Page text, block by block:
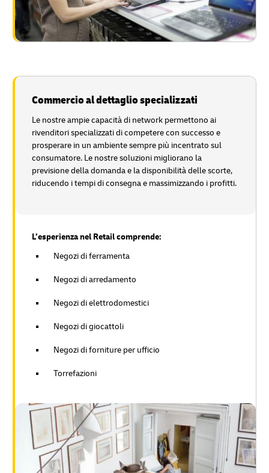
Commercio al dettaglio specializzati
Le nostre ampie capacità di network permettono ai
rivenditori specializzati di competere con successo e
prosperare in un ambiente sempre più incentrato sul
consumatore. Le nostre soluzioni migliorano la
previsione della domanda e la disponibilità delle scorte,
riducendo i tempi di consegna e massimizzando i profitti.
L’esperienza nel Retail comprende:
Negozi di ferramenta
Negozi di arredamento
Negozi di elettrodomestici
Negozi di giocattoli
Negozi di forniture per ufficio
Torrefazioni